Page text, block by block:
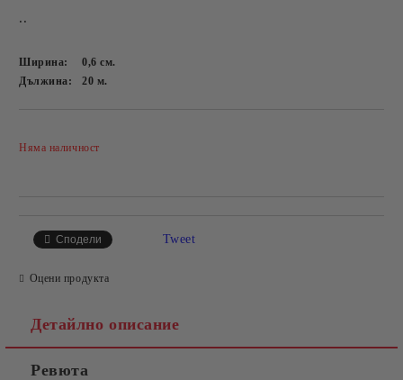
..
Ширина: 0,6см.
Дължина:
20 м.
Няма наличност
Сподели Tweet
Оцени продукта
Детайлно описание
Ревюта